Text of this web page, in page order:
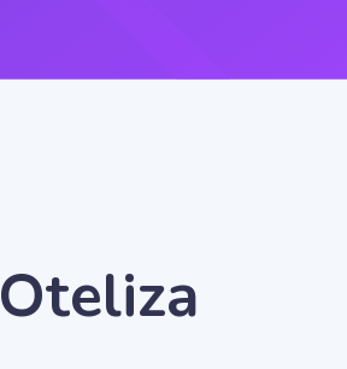
Oteliza